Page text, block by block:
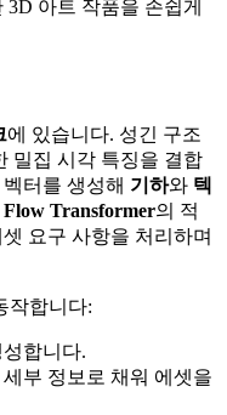
아트 작품을 손쉽게
에 있습니다. 성긴 구조
밀집 시각 특징을 결합
터를 생성해 기하와 텍
Flow Transformer의 적
요구 사항을 처리하며
작합니다:
합니다.
부 정보로 채워 에셋을